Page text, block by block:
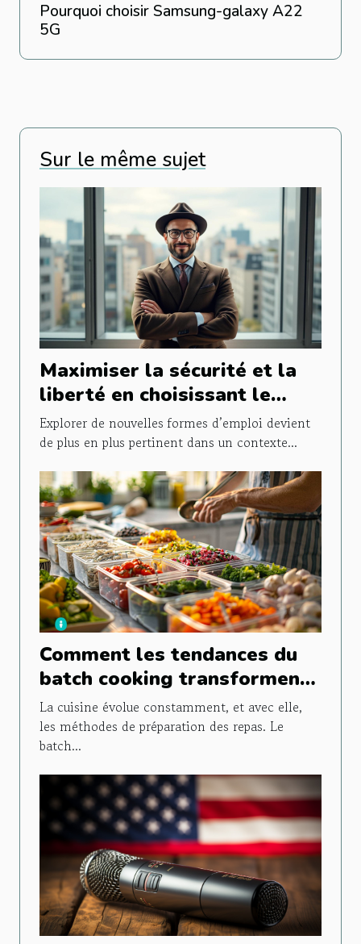
Pourquoi choisir Samsung-galaxy A22
5G
Sur le même sujet
Maximiser la sécurité et la
liberté en choisissant le
portage salarial
Explorer de nouvelles formes d’emploi devient
de plus en plus pertinent dans un contexte...
Comment les tendances du
batch cooking transforment
la préparation des repas
La cuisine évolue constamment, et avec elle,
les méthodes de préparation des repas. Le
batch...